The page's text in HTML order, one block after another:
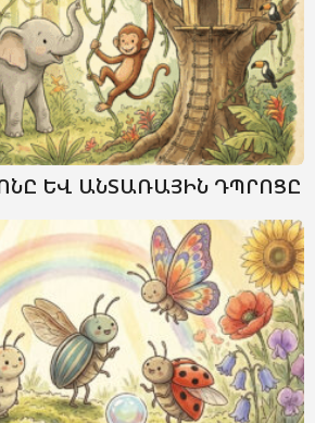
ԵՎ ԱՆՏԱՌԱՅԻՆ ԴՊՐՈՑԸ